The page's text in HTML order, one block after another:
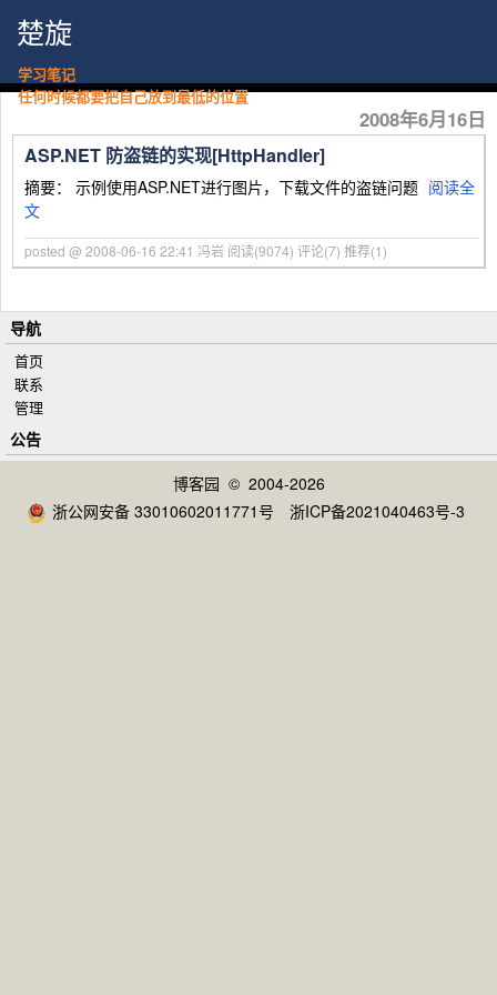
楚旋
学习笔记
任何时候都要把自己放到最低的位置
2008年6月16日
ASP.NET 防盗链的实现[HttpHandler]
摘要： 示例使用ASP.NET进行图片，下载文件的盗链问题 阅读全
文
posted @ 2008-06-16 22:41 冯岩 阅读(9074) 评论(7) 推荐(1)
导航
首页
联系
管理
公告
博客园 © 2004-2026
浙公网安备 33010602011771号
浙ICP备2021040463号-3